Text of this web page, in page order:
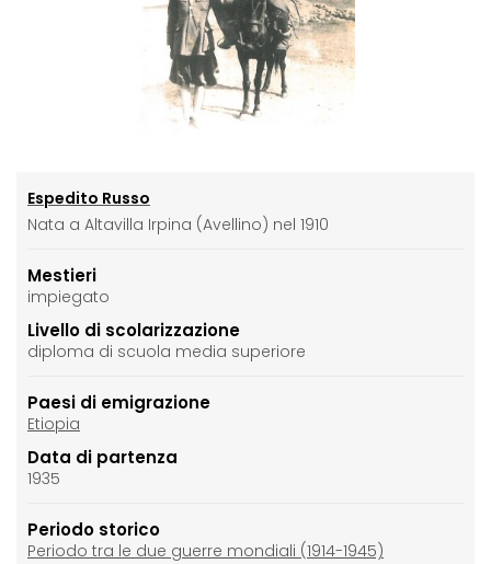
Espedito Russo
Nata a Altavilla Irpina (Avellino) nel 1910
Mestieri
impiegato
Livello di scolarizzazione
diploma di scuola media superiore
Paesi di emigrazione
Etiopia
Data di partenza
1935
Periodo storico
Periodo tra le due guerre mondiali (1914-1945)